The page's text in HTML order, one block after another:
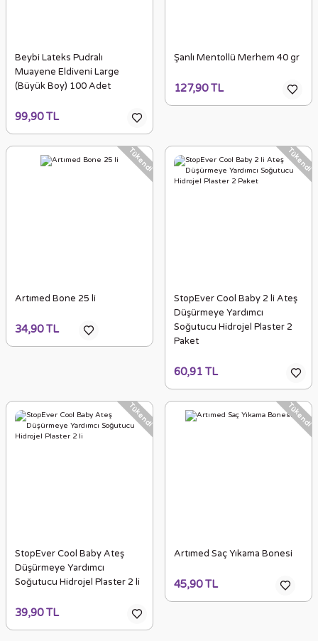
Beybi Lateks Pudralı
Muayene Eldiveni Large
(Büyük Boy) 100 Adet
99,90 TL
Şanlı Mentollü Merhem 40 gr
127,90 TL
Tükendi
Artımed Bone 25 li
34,90 TL
Tükendi
StopEver Cool Baby 2 li Ateş
Düşürmeye Yardımcı
Soğutucu Hidrojel Plaster 2
Paket
60,91 TL
Tükendi
StopEver Cool Baby Ateş
Düşürmeye Yardımcı
Soğutucu Hidrojel Plaster 2 li
39,90 TL
Tükendi
Artımed Saç Yıkama Bonesi
45,90 TL